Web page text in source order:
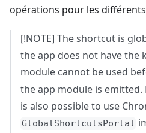
opérations pour les
[!NOTE] The shortcut is
the app does not have the
module cannot be used
the app module is emitted.
is also possible to use
GlobalShortcutsPortal